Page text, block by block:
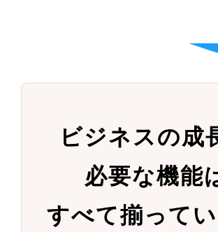
ビジネスの成
必要な機能
すべて揃って